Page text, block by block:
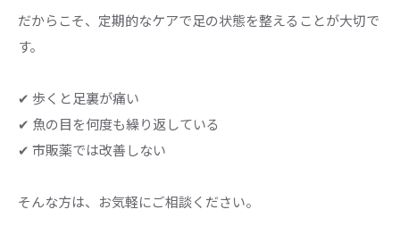
だからこそ、定期的なケアで足の状態を整えることが大切で
す。
✔ 歩くと足裏が痛い
✔ 魚の目を何度も繰り返している
✔ 市販薬では改善しない
そんな方は、お気軽にご相談ください。